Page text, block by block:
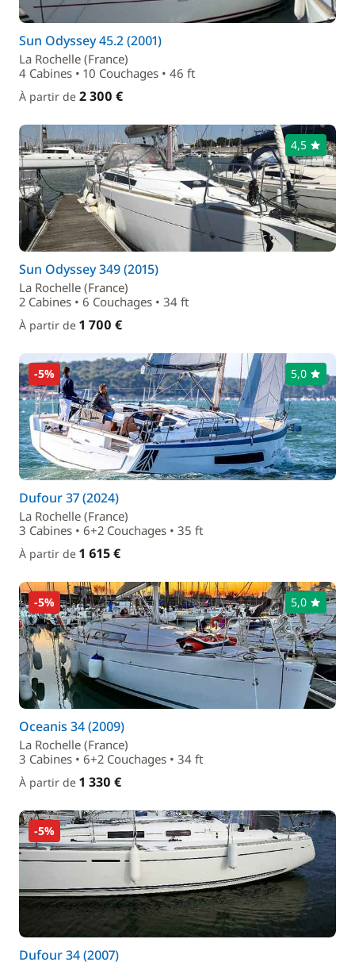
Sun Odyssey 45.2 (2001)
La Rochelle (France)
4 Cabines • 10 Couchages • 46 ft
À partir de 2 300 €
4,5
Sun Odyssey 349 (2015)
La Rochelle (France)
2 Cabines • 6 Couchages • 34 ft
À partir de 1 700 €
-5% 5,0
Dufour 37 (2024)
La Rochelle (France)
3 Cabines • 6+2 Couchages • 35 ft
À partir de 1 615 €
-5% 5,0
Oceanis 34 (2009)
La Rochelle (France)
3 Cabines • 6+2 Couchages • 34 ft
À partir de 1 330 €
-5%
Dufour 34 (2007)